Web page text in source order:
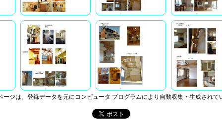
ジは、登録データを元にコンピュータ プログラムにより自動収集・生成されて